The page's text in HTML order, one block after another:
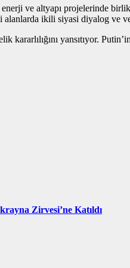
ve altyapı projelerinde
alanlarda ikili siyasi diyalog ve
yansıtıyor.
Zirvesi’ne Katıldı